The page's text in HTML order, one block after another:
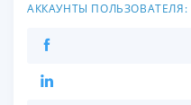
АККАУНТЫ ПОЛЬЗОВАТЕЛЯ: